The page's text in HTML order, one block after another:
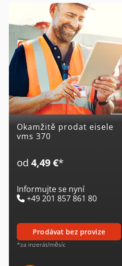
Okamžitě prodat eisele
vms 370
od 4,49 €*
Informujte se nyní
+49 201 857 861 80
prodávat bez provize
*za inzerát/měsíc